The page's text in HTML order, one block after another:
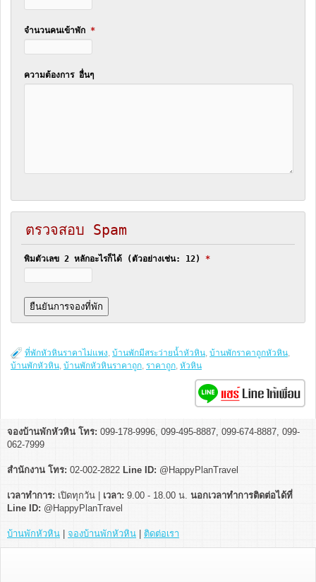
จำนวนคนเข้าพัก *
ความต้องการ อื่นๆ
ตรวจสอบ Spam
พิมตัวเลข 2 หลักอะไรก็ได้ (ตัวอย่างเช่น: 12) *
ที่พักหัวหินราคาไม่แพง, บ้านพักมีสระว่ายน้ำหัวหิน, บ้านพักราคาถูกหัวหิน,
บ้านพักหัวหิน, บ้านพักหัวหินราคาถูก, ราคาถูก, หัวหิน
จองบ้านพักหัวหิน โทร: 099-178-9996, 099-495-8887, 099-674-8887, 099-
062-7999
สำนักงาน โทร: 02-002-2822 Line ID: @HappyPlanTravel
เวลาทำการ: เปิดทุกวัน | เวลา: 9.00 - 18.00 น. นอกเวลาทำการติดต่อได้ที่
Line ID: @HappyPlanTravel
บ้านพักหัวหิน จองบ้านพักหัวหิน ติดต่อเรา